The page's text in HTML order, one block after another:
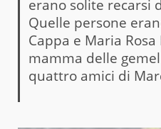
erano solite recarsi
Quelle persone
Cappa e Maria Rosa
mamma delle
quattro amici di